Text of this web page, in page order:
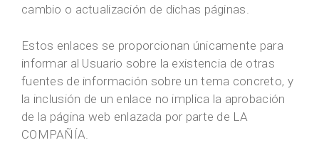
cambio o actualización de dichas páginas.
Estos enlaces se proporcionan únicamente para
informar al Usuario sobre la existencia de otras
fuentes de información sobre un tema concreto, y
la inclusión de un enlace no implica la aprobación
de la página web enlazada por parte de LA
COMPAÑÍA.